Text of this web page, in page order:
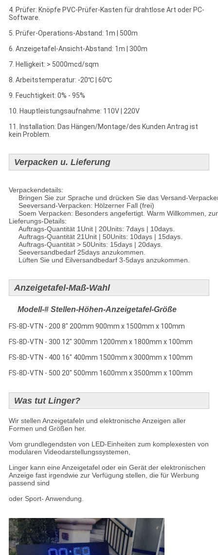
4. Prüfer: Knöpfe PVC-Prüfer-Kasten für drahtlose Art oder PC-
Software.
5. Prüfer-Operations-Abstand: 1m | 500m
6. Anzeigetafel-Ansicht-Abstand: 1m | 300m
7. Helligkeit: > 5000mcd/sqm
8. Arbeitstemperatur: -20℃ | 60℃
9. Feuchtigkeit: 0% - 95%
10. Hauptleistungsaufnahme: 110V | 220V
11. Installation: Das Hängen/Montage/des Kunden Antrag ist
kein Problem.
Verpacken u. Lieferung
Verpackendetails:
Bringen Sie zur Sprache und drücken Sie das Versand-
Seeversand-Verpacken: Hölzerner Fall (frei)
Soem Verpacken: Besonders angefertigt. Warm Willkommen,
Lieferungs-Details:
Auftrags-Quantität 1Unit | 20Units: 7days | 10days.
Auftrags-Quantität 21Unit | 50Units: 10days | 15days.
Auftrags-Quantität > 50Units: 15days | 20days.
Seeversandbedarf 25days anzukommen.
Lüften Sie und Eilversandbedarf 3-5days anzukommen.
Anzeigetafel-Maß-Wahl
Modell-# Stellen-Höhen-Anzeigetafel-Größe
FS-8D-VTN - 200 8" 200mm 900mm x 1500mm x 100mm
FS-8D-VTN - 300 12" 300mm 1200mm x 1800mm x 100mm
FS-8D-VTN - 400 16" 400mm 1500mm x 3000mm x 100mm
FS-8D-VTN - 500 20" 500mm 1600mm x 3500mm x 100mm
Was tut Linger?
Wir stellen Anzeigetafeln und elektronische Anzeigen aller
Formen und Größen her.
Vom grundlegendsten von LED-Einheiten zum komplexesten von
modularen Videodarstellungssystemen,
Linger kann eine Anzeigetafel oder ein Gerät der elektronischen
Anzeige fast irgendwie zur Verfügung stellen, die für Werbung
passend sind
oder Sport- Anwendung.